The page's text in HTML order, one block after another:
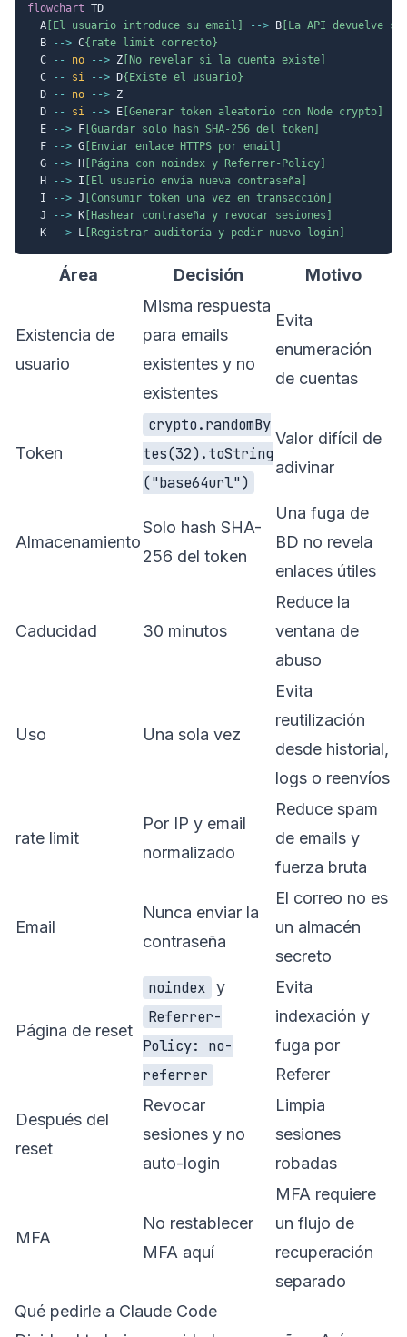
flowchart TD
  A
[El usuario introduce su email] --> B [La API devuelve
  B
--> C{rate limit correcto}
  C
-- no --> Z [No revelar si la cuenta existe]
  C
-- si --> D{Existe el usuario}
  D
-- no --> Z
  D
-- si --> E [Generar token aleatorio con Node crypto]
  E
--> F [Guardar solo hash SHA-256 del token]
  F
--> G [Enviar enlace HTTPS por email]
  G
--> H [Página con noindex y Referrer-Policy]
  H
--> I [El usuario envía nueva contraseña]
  I
--> J [Consumir token una vez en transacción]
  J
--> K [Hashear contraseña y revocar sesiones]
  K
--> L [Registrar auditoría y pedir nuevo login]
Área Decisión Motivo
Existencia de
usuario
Misma respuesta
para emails
existentes y no
existentes
Evita
enumeración
de cuentas
Token
crypto.randomBy
tes(32).toString
("base64url")
Valor difícil de
adivinar
Almacenamiento
Solo hash SHA-
256 del token
Una fuga de
BD no revela
enlaces útiles
Caducidad 30 minutos
Reduce la
ventana de
abuso
Uso Una sola vez
Evita
reutilización
desde historial,
logs o reenvíos
rate limit
Por IP y email
normalizado
Reduce spam
de emails y
fuerza bruta
Email
Nunca enviar la
contraseña
El correo no es
un almacén
secreto
Página de reset
noindex y
Referrer-
Policy: no-
referrer
Evita
indexación y
fuga por
Referer
Después del
reset
Revocar
sesiones y no
auto-login
Limpia
sesiones
robadas
MFA
No restablecer
MFA aquí
MFA requiere
un flujo de
recuperación
separado
Qué pedirle a Claude Code